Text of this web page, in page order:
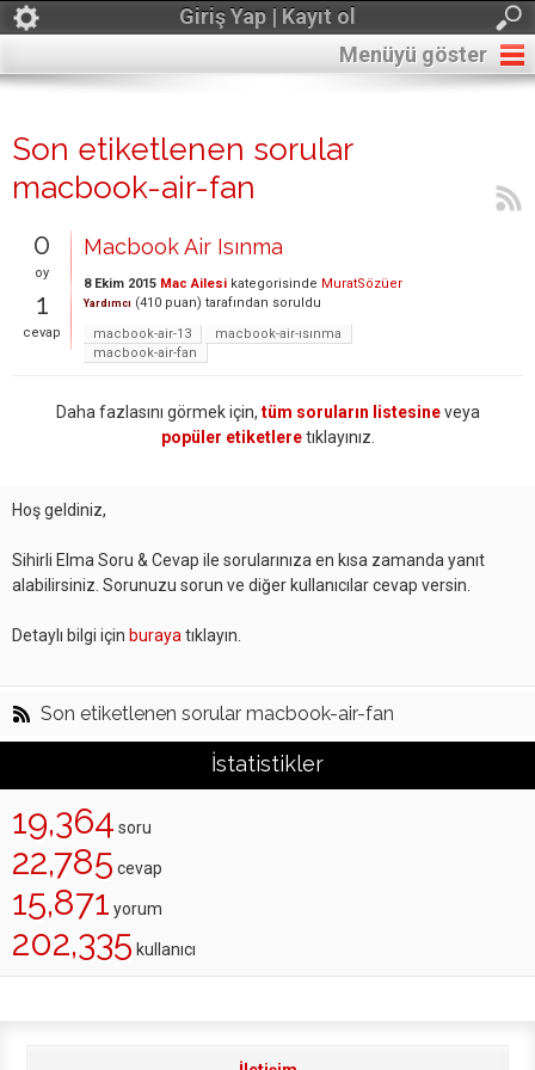
Giriş Yap | Kayıt ol
Menüyü göster
Son etiketlenen sorular
macbook-air-fan
0
oy
1
cevap
Macbook Air Isınma
8 Ekim 2015 Mac Ailesi kategorisinde MuratSözüer
Yardımcı (410 puan) tarafından soruldu
macbook-air-13
macbook-air-ısınma
macbook-air-fan
Daha fazlasını görmek için, tüm soruların listesineveya
popüler etiketleretıklayınız.
Hoş geldiniz,
Sihirli Elma Soru & Cevap ile sorularınıza en kısa zamanda yanıt
alabilirsiniz. Sorunuzu sorun ve diğer kullanıcılar cevap versin.
Detaylı bilgi için buraya tıklayın.
Son etiketlenen sorular macbook-air-fan
İstatistikler
19,364 soru
22,785 cevap
15,871 yorum
202,335 kullanıcı